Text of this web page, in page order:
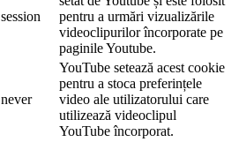
session
pentru a urmări vizualizările
videoclipurilor încorporate pe
paginile Youtube.
never
YouTube setează acest cookie
pentru a stoca preferințele
video ale utilizatorului care
utilizează videoclipul
YouTube încorporat.